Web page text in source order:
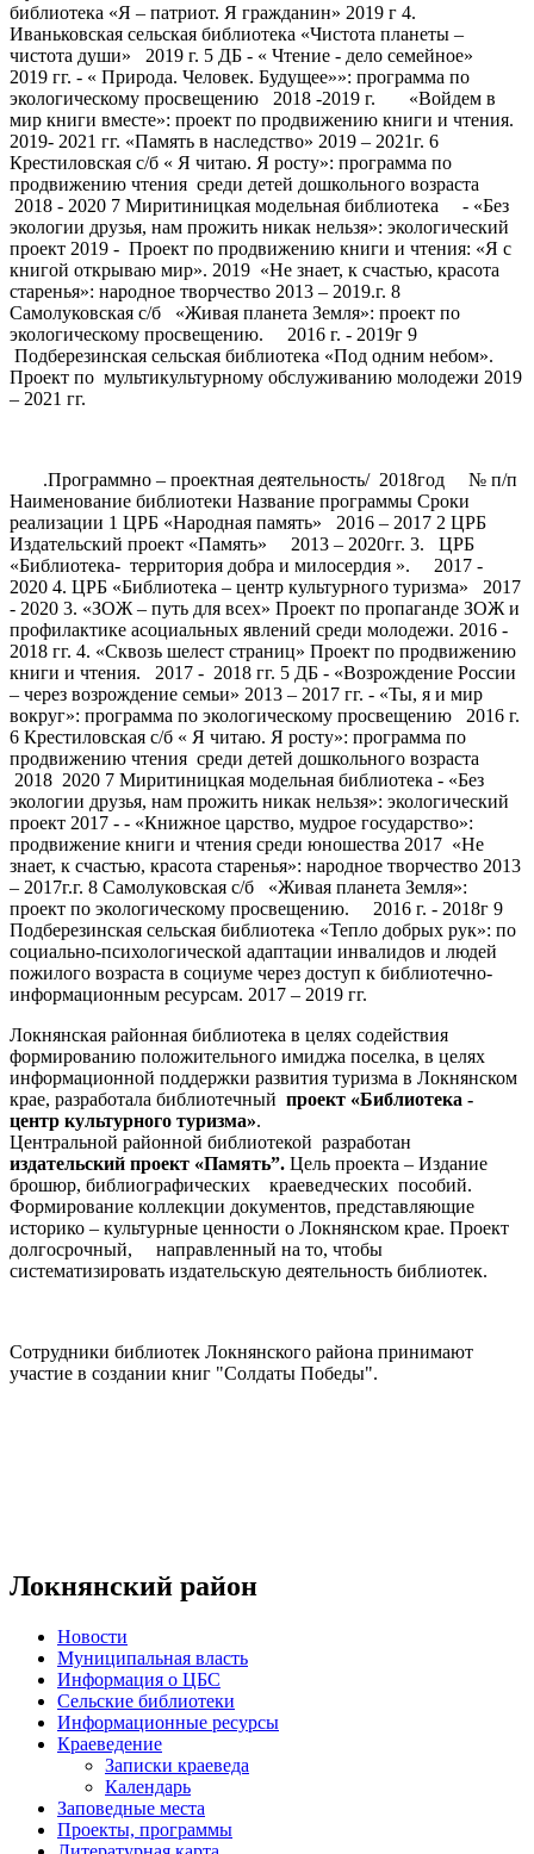
библиотека «Я – патриот. Я гражданин» 2019 г 4.
Иваньковская сельская библиотека «Чистота планеты –
чистота души» 2019 г. 5 ДБ - « Чтение - дело семейное»
2019 гг. - « Природа. Человек. Будущее»»: программа по
экологическому просвещению 2018 -2019 г. «Войдем в
мир книги вместе»: проект по продвижению книги и чтения.
2019- 2021 гг. «Память в наследство» 2019 – 2021г. 6
Крестиловская с/б « Я читаю. Я росту»: программа по
продвижению чтения среди детей дошкольного возраста
2018 - 2020 7 Миритиницкая модельная библиотека - «Без
экологии друзья, нам прожить никак нельзя»: экологический
проект 2019 - Проект по продвижению книги и чтения: «Я с
книгой открываю мир». 2019 «Не знает, к счастью, красота
старенья»: народное творчество 2013 – 2019.г. 8
Самолуковская с/б «Живая планета Земля»: проект по
экологическому просвещению. 2016 г. - 2019г 9
Подберезинская сельская библиотека «Под одним небом».
Проект по мультикультурному обслуживанию молодежи 2019
– 2021 гг.
.Программно – проектная деятельность/ 2018год № п/п
Наименование библиотеки Название программы Сроки
реализации 1 ЦРБ «Народная память» 2016 – 2017 2 ЦРБ
Издательский проект «Память» 2013 – 2020гг. 3. ЦРБ
«Библиотека- территория добра и милосердия ». 2017 -
2020 4. ЦРБ «Библиотека – центр культурного туризма» 2017
- 2020 3. «ЗОЖ – путь для всех» Проект по пропаганде ЗОЖ и
профилактике асоциальных явлений среди молодежи. 2016 -
2018 гг. 4. «Сквозь шелест страниц» Проект по продвижению
книги и чтения. 2017 - 2018 гг. 5 ДБ - «Возрождение России
– через возрождение семьи» 2013 – 2017 гг. - «Ты, я и мир
вокруг»: программа по экологическому просвещению 2016 г.
6 Крестиловская с/б « Я читаю. Я росту»: программа по
продвижению чтения среди детей дошкольного возраста
2018 2020 7 Миритиницкая модельная библиотека - «Без
экологии друзья, нам прожить никак нельзя»: экологический
проект 2017 - - «Книжное царство, мудрое государство»:
продвижение книги и чтения среди юношества 2017 «Не
знает, к счастью, красота старенья»: народное творчество 2013
– 2017г.г. 8 Самолуковская с/б «Живая планета Земля»:
проект по экологическому просвещению. 2016 г. - 2018г 9
Подберезинская сельская библиотека «Тепло добрых рук»: по
социально-психологической адаптации инвалидов и людей
пожилого возраста в социуме через доступ к библиотечно-
информационным ресурсам. 2017 – 2019 гг.
Локнянская районная библиотека в целях содействия
формированию положительного имиджа поселка, в целях
информационной поддержки развития туризма в Локнянском
крае, разработала библиотечный проект «Библиотека -
центр культурного туризма».
Центральной районной библиотекой разработан
издательский проект «Память”. Цель проекта – Издание
брошюр, библиографических краеведческих пособий.
Формирование коллекции документов, представляющие
историко – культурные ценности о Локнянском крае. Проект
долгосрочный, направленный на то, чтобы
систематизировать издательскую деятельность библиотек.
Сотрудники библиотек Локнянского района принимают
участие в создании книг "Солдаты Победы".
Локнянский район
Новости
Муниципальная власть
Информация о ЦБС
Сельские библиотеки
Информационные ресурсы
Краеведение
Записки краеведа
Календарь
Заповедные места
Проекты, программы